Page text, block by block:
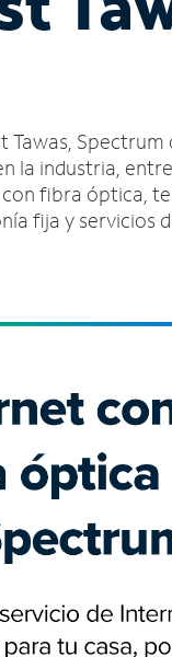
Tawas,
la industria,
fibra óptica,
fija y servicios